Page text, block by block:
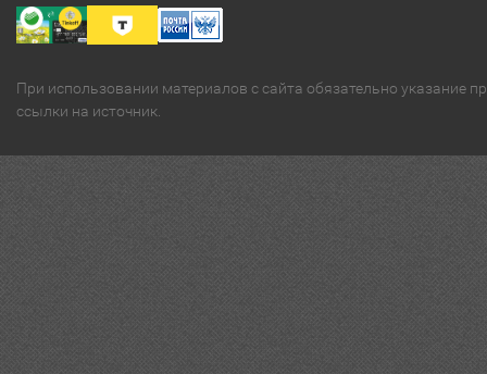
При использовании материалов с сайта обязательно указание
ссылки на источник.